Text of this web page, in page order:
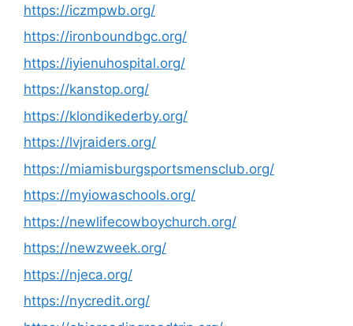
https://iczmpwb.org/
https://ironboundbgc.org/
https://iyienuhospital.org/
https://kanstop.org/
https://klondikederby.org/
https://lvjraiders.org/
https://miamisburgsportsmensclub.org/
https://myiowaschools.org/
https://newlifecowboychurch.org/
https://newzweek.org/
https://njeca.org/
https://nycredit.org/